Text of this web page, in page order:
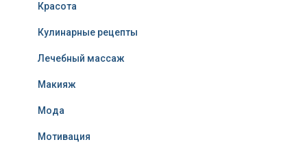
Красота
Кулинарные рецепты
Лечебный массаж
Макияж
Мода
Мотивация